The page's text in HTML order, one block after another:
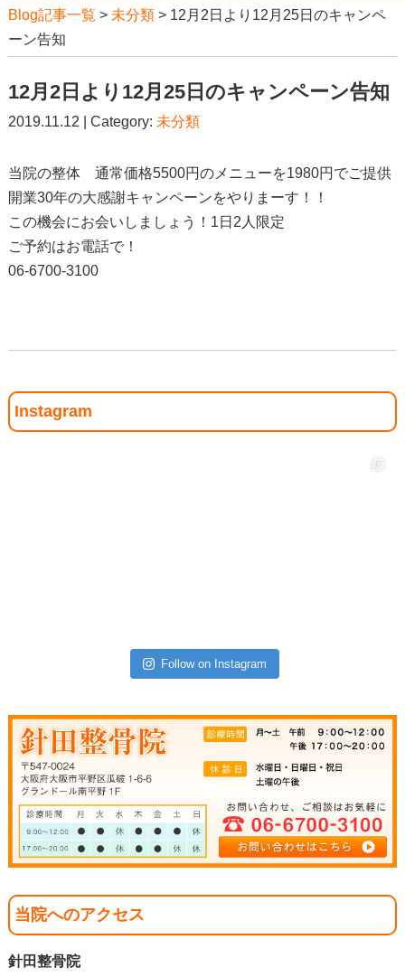
Blog記事一覧 > 未分類 > 12月2日より12月25日のキャンペ
ーン告知
12月2日より12月25日のキャンペーン告知
2019.11.12 | Category: 未分類
当院の整体 通常価格5500円のメニューを1980円でご提供
開業30年の大感謝キャンペーンをやりまーす！！
この機会にお会いしましょう！1日2人限定
ご予約はお電話で！
06-6700-3100
Instagram
Follow on Instagram
当院へのアクセス
針田整骨院